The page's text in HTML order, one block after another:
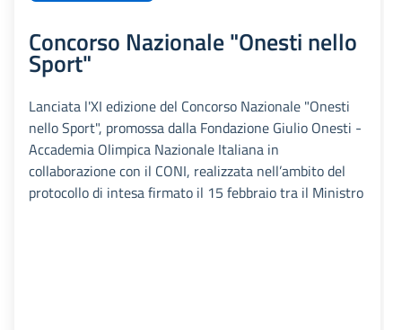
Concorso Nazionale "Onesti nello
Sport"
Lanciata l'XI edizione del Concorso Nazionale "Onesti
nello Sport", promossa dalla Fondazione Giulio Onesti -
Accademia Olimpica Nazionale Italiana in
collaborazione con il CONI, realizzata nell’ambito del
protocollo di intesa firmato il 15 febbraio tra il Ministro